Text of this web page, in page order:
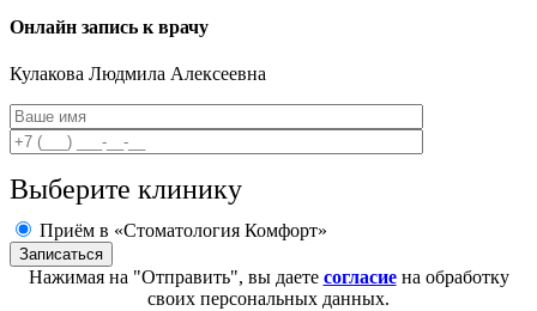
Онлайн запись к врачу
Кулакова Людмила Алексеевна
Выберите клинику
Приём в «Стоматология Комфорт»
Нажимая на "Отправить", вы даете согласиена обработку
своих персональных данных.